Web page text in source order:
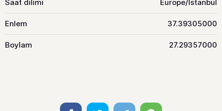
Saat dilimi Europe/Istanbul
Enlem 37.39305000
Boylam 27.29357000